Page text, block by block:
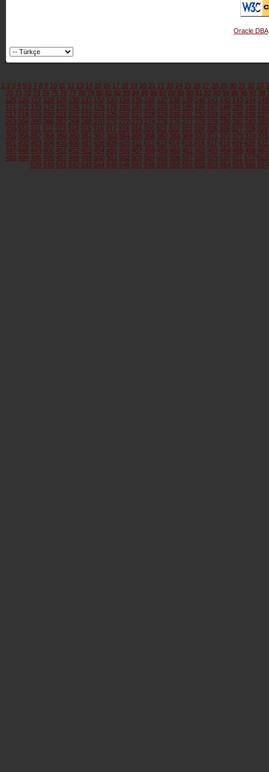
Oracle DBA
1 2 3 4 5 6 7 8 9 10 11 12 13 14 15 16 17 18 19 20 21 22 23 24 25 26 27 28 29 30 31 32 33
70 71 72 73 74 75 76 77 78 79 80 81 82 83 84 85 86 87 88 89 90 91 92 93 94 95 96 97 98
125 126 127 128 129 130 131 132 133 134 135 136 137 138 139 140 141 142 143 144 145
171 172 173 174 175 176 177 178 179 180 181 182 183 184 185 186 187 188 189 190 191
217 218 219 220 221 222 223 224 225 226 227 228 229 230 231 232 233 234 235 236 237
263 264 265 266 267 268 269 270 271 272 273 274 275 276 277 278 279 280 281 282 283
309 310 311 312 313 314 315 316 317 318 319 320 321 322 323 324 325 326 327 328 329
355 356 357 358 359 360 361 362 363 364 365 366 367 368 369 370 371 372 373 374 375
401 402 403 404 405 406 407 408 409 410 411 412 413 414 415 416 417 418 419 420 421
447 448 449 450 451 452 453 454 455 456 457 458 459 460 461 462 463 464 465 466 467
493 494 495 496 497 498 499 500 501 502 503 504 505 506 507 508 509 510 511 512 513
539 540 541 542 543 544 545 546 547 548 549 550 551 552 553 554 555 556 557